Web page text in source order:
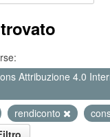
Attribuzione 4.0
rendiconto